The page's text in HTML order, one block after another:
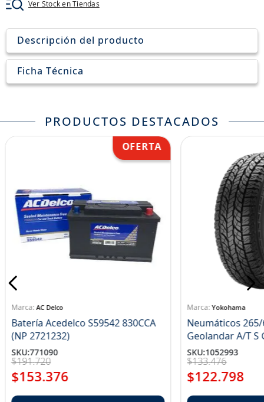
Ver Stock en Tiendas
Descripción del producto
Ficha Técnica
PRODUCTOS DESTACADOS
AC Delco
Batería Acedelco S59542 830CCA
(NP 2721232)
SKU:771090
$191.720
$153.376
Yokohama
Neumáticos 265/
SKU:1052993
$133.476
$122.798